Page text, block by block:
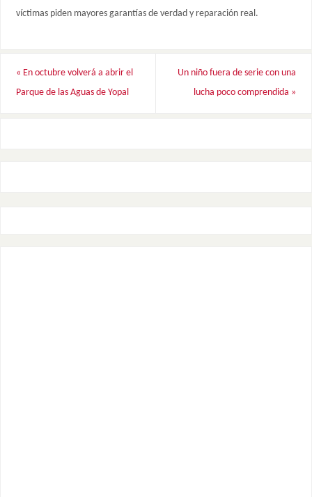
víctimas piden mayores garantías de verdad y reparación real.
« En octubre volverá a abrir el
Parque de las Aguas de Yopal
Un niño fuera de serie con una
lucha poco comprendida »